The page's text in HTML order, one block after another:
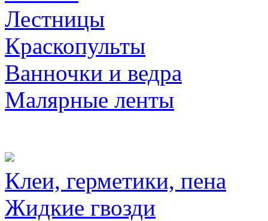
Лестницы
Краскопульты
Ванночки и ведра
Малярные ленты
Клеи, герметики, пена
Жидкие гвозди